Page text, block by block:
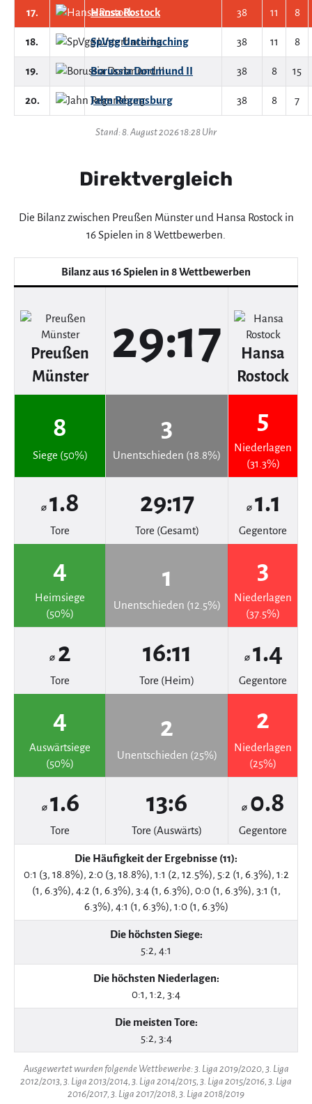
17. Hansa Rostock 38 11 8
18. SpVgg Unterhaching 38 11 8
19. Borussia Dortmund II 38 8 15
20. Jahn Regensburg 38 8 7
Stand: 8. August 2026 18:28 Uhr
Direktvergleich
Die Bilanz zwischen Preußen Münster und Hansa Rostock in
16 Spielen in 8 Wettbewerben.
Bilanz aus 16 Spielen in 8 Wettbewerben
Preußen
Münster
29:17
Hansa
Rostock
8
Siege (50%)
3
Unentschieden (18.8%)
5
Niederlagen
(31.3%)
⌀ 1.8
Tore
29:17
Tore (Gesamt)
⌀ 1.1
Gegentore
4
Heimsiege
(50%)
1
Unentschieden (12.5%)
3
Niederlagen
(37.5%)
⌀ 2
Tore
16:11
Tore (Heim)
⌀ 1.4
Gegentore
4
Auswärtsiege
(50%)
2
Unentschieden (25%)
2
Niederlagen
(25%)
⌀ 1.6
Tore
13:6
Tore (Auswärts)
⌀ 0.8
Gegentore
Die Häufigkeit der Ergebnisse (11):
0:1 (3, 18.8%), 2:0 (3, 18.8%), 1:1 (2, 12.5%), 5:2 (1, 6.3%), 1:2
(1, 6.3%), 4:2 (1, 6.3%), 3:4 (1, 6.3%), 0:0 (1, 6.3%), 3:1 (1,
6.3%), 4:1 (1, 6.3%), 1:0 (1, 6.3%)
Die höchsten Siege:
5:2, 4:1
Die höchsten Niederlagen:
0:1, 1:2, 3:4
Die meisten Tore:
5:2, 3:4
Ausgewertet wurden folgende Wettbewerbe: 3. Liga 2019/2020, 3. Liga
2012/2013, 3. Liga 2013/2014, 3. Liga 2014/2015, 3. Liga 2015/2016, 3. Liga
2016/2017, 3. Liga 2017/2018, 3. Liga 2018/2019